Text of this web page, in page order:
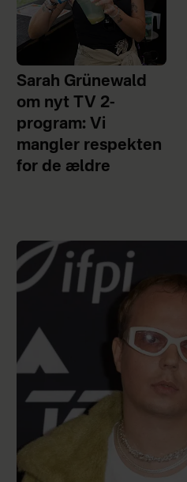
Sarah Grünewald
om nyt TV 2-
program: Vi
mangler respekten
for de ældre